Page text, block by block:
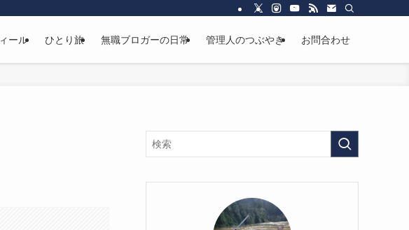
ール ひとり旅 無職ブロガーの日常 管理人のつぶやき お問合わせ